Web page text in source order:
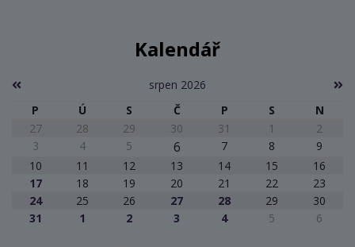
Kalendář
srpen 2026
P
Ú S Č P S
N
27
28 29 30 31 1
2
3
4 5 6 7 8
9
10
11 12 13 14 15
16
17
18 19 20 21 22
23
24
25 26 27 28 29
30
31
1 2 3 4 5 6